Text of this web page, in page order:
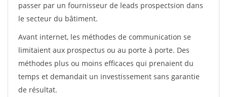
passer par un fournisseur de leads prospectsion dans
le secteur du bâtiment.
Avant internet, les méthodes de communication se
limitaient aux prospectus ou au porte à porte. Des
méthodes plus ou moins efficaces qui prenaient du
temps et demandait un investissement sans garantie
de résultat.